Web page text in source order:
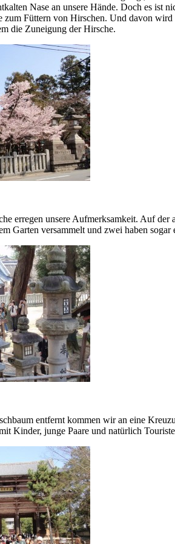
Nase an unsere Hände. Doch es ist
zum Füttern von Hirschen. Und davon
die Zuneigung der Hirsche.
erregen unsere Aufmerksamkeit. Auf
Garten versammelt und zwei haben
entfernt kommen wir an eine
Kinder, junge Paare und natürlich